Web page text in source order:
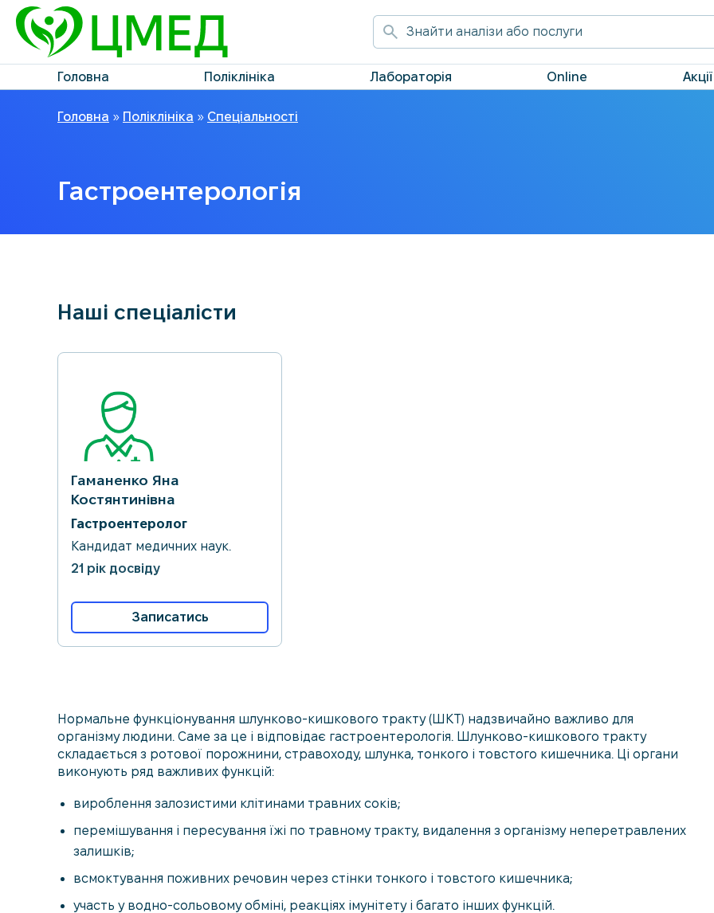
Головна Поліклініка Лабораторія Online Акції
Головна » Поліклініка » Спеціальності
Гастроентерологія
Наші спеціалісти
Гаманенко Яна
Костянтинівна
Гастроентеролог
Кандидат медичних наук.
21 рік досвіду
Записатись
Нормальне функціонування шлунково-кишкового тракту (ШКТ) надзвичайно важливо для
організму людини. Саме за це і відповідає гастроентерологія. Шлунково-кишкового тракту
складається з ротової порожнини, стравоходу, шлунка, тонкого і товстого кишечника. Ці органи
виконують ряд важливих функцій:
вироблення залозистими клітинами травних соків;
перемішування і пересування їжі по травному тракту, видалення з організму неперетравлених
залишків;
всмоктування поживних речовин через стінки тонкого і товстого кишечника;
участь у водно-сольовому обміні, реакціях імунітету і багато інших функцій.